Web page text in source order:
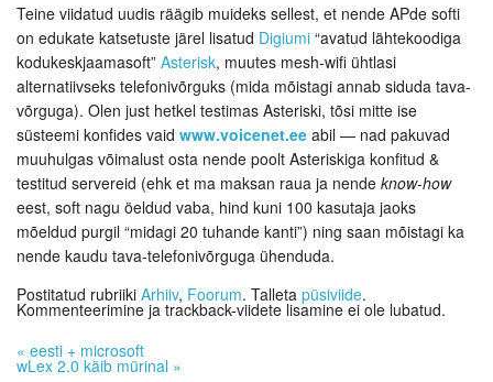
Teine viidatud uudis räägib muideks sellest, et nende APde softi
on edukate katsetuste järel lisatud Digiumi “avatud lähtekoodiga
kodukeskjaamasoft” Asterisk, muutes mesh-wifi ühtlasi
alternatiivseks telefonivõrguks (mida mõistagi annab siduda tava-
võrguga). Olen just hetkel testimas Asteriski, tõsi mitte ise
süsteemi konfides vaid www.voicenet.ee abil — nad pakuvad
muuhulgas võimalust osta nende poolt Asteriskiga konfitud &
testitud servereid (ehk et ma maksan raua ja nende know-how
eest, soft nagu öeldud vaba, hind kuni 100 kasutaja jaoks
mõeldud purgil “midagi 20 tuhande kanti”) ning saan mõistagi ka
nende kaudu tava-telefonivõrguga ühenduda.
Postitatud rubriiki Arhiiv, Foorum. Talleta püsiviide.
Kommenteerimine ja trackback-viidete lisamine ei ole lubatud.
« eesti + microsoft
wLex 2.0 käib mürinal »